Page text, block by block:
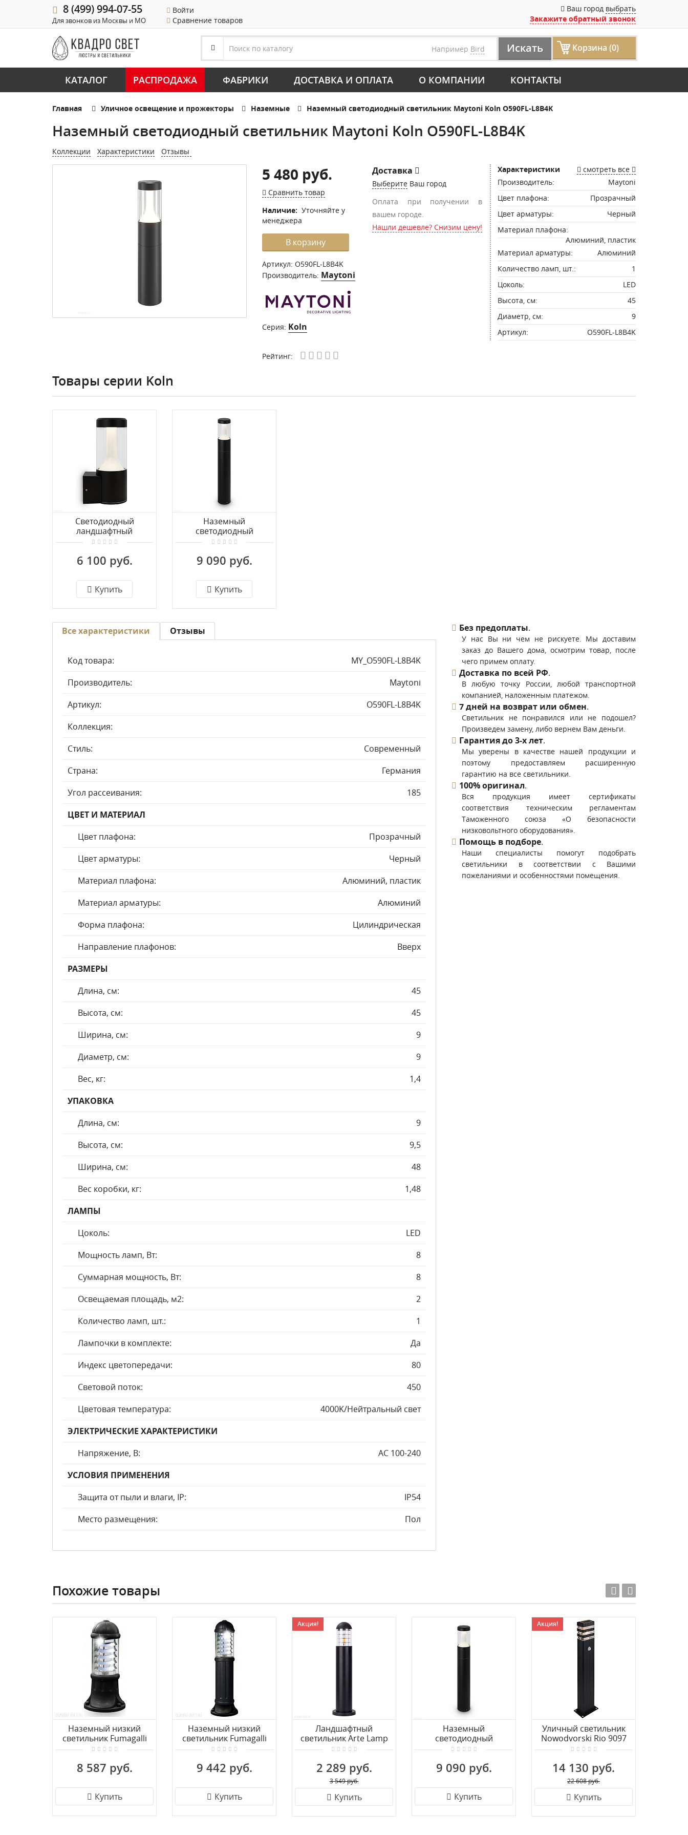
8 (499) 994-07-55
Для звонков из Москвы и МО
Войти
Сравнение товаров
Ваш город выбрать
Закажите обратный звонок
Например Bird Искать Корзина (0)
КАТАЛОГ РАСПРОДАЖА ФАБРИКИ ДОСТАВКА И ОПЛАТА О КОМПАНИИ КОНТАКТЫ
Главная Уличное освещение и прожекторы Наземные Наземный светодиодный светильник Maytoni Koln O590FL-L8B4K
Наземный светодиодный светильник Maytoni Koln O590FL-L8B4K
Коллекции Характеристики Отзывы
5 480 руб.
Сравнить товар
Наличие: Уточняйте у
менеджера
В корзину
Артикул: O590FL-L8B4K
Производитель: Maytoni
Серия: Koln
Доставка
Выберите Ваш город
Оплата при получении в
вашем городе.
Нашли дешевле? Снизим цену!
Рейтинг:
Характеристики
смотреть все
Производитель:
Maytoni
Цвет плафона:
Прозрачный
Цвет арматуры:
Черный
Материал плафона:
Алюминий, пластик
Материал арматуры:
Алюминий
Количество ламп, шт.:
1
Цоколь:
LED
Высота, см:
45
Диаметр, см:
9
Артикул:
O590FL-L8B4K
Товары серии Koln
Светодиодный
ландшафтный
светильник Maytoni Koln
6 100 руб.
Купить
Наземный
светодиодный
светильник Maytoni Koln
9 090 руб.
Купить
Все характеристики
Код товара:
MY_O590FL-L8B4K
Производитель:
Maytoni
Артикул:
O590FL-L8B4K
Коллекция:
Стиль:
Современный
Страна:
Германия
Угол рассеивания:
185
ЦВЕТ И МАТЕРИАЛ
Цвет плафона:
Прозрачный
Цвет арматуры:
Черный
Материал плафона:
Алюминий, пластик
Материал арматуры:
Алюминий
Форма плафона:
Цилиндрическая
Направление плафонов:
Вверх
РАЗМЕРЫ
Длина, см:
45
Высота, см:
45
Ширина, см:
9
Диаметр, см:
9
Вес, кг:
1,4
УПАКОВКА
Длина, см:
9
Высота, см:
9,5
Ширина, см:
48
Вес коробки, кг:
1,48
ЛАМПЫ
Цоколь:
LED
Мощность ламп, Вт:
8
Суммарная мощность, Вт:
8
Освещаемая площадь, м2:
2
Количество ламп, шт.:
1
Лампочки в комплекте:
Да
Индекс цветопередачи:
80
Световой поток:
450
Цветовая температура:
4000K/Нейтральный свет
ЭЛЕКТРИЧЕСКИЕ ХАРАКТЕРИСТИКИ
Напряжение, В:
AC 100-240
УСЛОВИЯ ПРИМЕНЕНИЯ
Защита от пыли и влаги, IP:
IP54
Место размещения:
Пол
Отзывы Без предоплаты.
У нас Вы ни чем не рискуете. Мы доставим
заказ до Вашего дома, осмотрим товар, после
чего примем оплату.
Доставка по всей РФ.
В любую точку России, любой транспортной
компанией, наложенным платежом.
7 дней на возврат или обмен.
Светильник не понравился или не подошел?
Произведем замену, либо вернем Вам деньги.
Гарантия до 3-х лет.
Мы уверены в качестве нашей продукции и
поэтому предоставляем расширенную
гарантию на все светильники.
100% оригинал.
Вся продукция имеет сертификаты
соответствия техническим регламентам
Таможенного союза «О безопасности
низковольтного оборудования».
Помощь в подборе.
Наши специалисты помогут подобрать
светильники в соответствии с Вашими
пожеланиями и особенностями помещения.
Похожие товары
Наземный низкий
светильник Fumagalli
Sauro
8 587 руб.
Купить
Наземный низкий
светильник Fumagalli
Sauro
9 442 руб.
Купить
Акция!
Ландшафтный
светильник Arte Lamp
COPPIA A5217PA-1BK
2 289 руб.
3 549 руб.
Купить
Наземный
светодиодный
светильник Maytoni Koln
9 090 руб.
Купить
Акция!
Уличный светильник
Nowodvorski Rio 9097
14 130 руб.
22 608 руб.
Купить